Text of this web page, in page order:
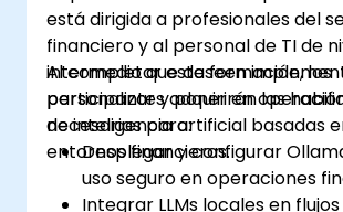
está dirigida a profesionales del
financiero y al personal de TI de
intermedio que deseen
personalizar y poner en
de inteligencia artificial basadas
entornos financieros.
Al completar esta formación, los
participantes adquirirán las
necesarias para:
Desplegar y configurar
uso seguro en operaciones
Integrar LLMs locales en